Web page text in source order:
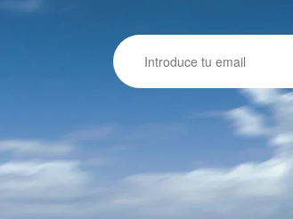
Email